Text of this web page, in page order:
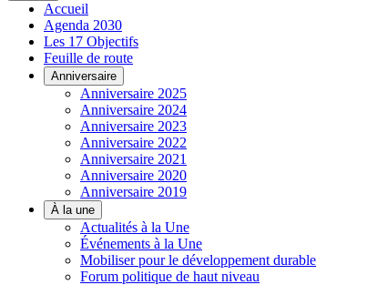
Accueil
Agenda 2030
Les 17 Objectifs
Feuille de route
Anniversaire
Anniversaire 2025
Anniversaire 2024
Anniversaire 2023
Anniversaire 2022
Anniversaire 2021
Anniversaire 2020
Anniversaire 2019
À la une
Actualités à la Une
Événements à la Une
Mobiliser pour le développement durable
Forum politique de haut niveau